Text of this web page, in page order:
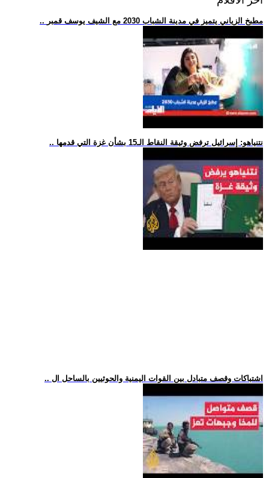
.. مطبخ الزياني يتميز في مدينة الشباب 2030 مع الشيف يوسف قمبر
.. نتنياهو: إسرائيل ترفض وثيقة النقاط الـ15 بشأن غزة التي قدمها
.. اشتباكات وقصف متبادل بين القوات اليمنية والحوثيين بالساحل ال